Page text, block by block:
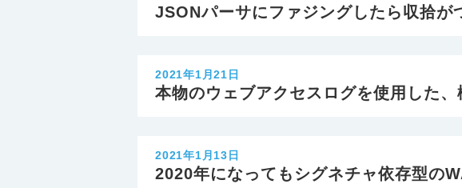
JSONパーサにファジングしたら収拾が
2021年1月21日
本物のウェブアクセスログを使用した
2021年1月13日
2020年になってもシグネチャ依存型の